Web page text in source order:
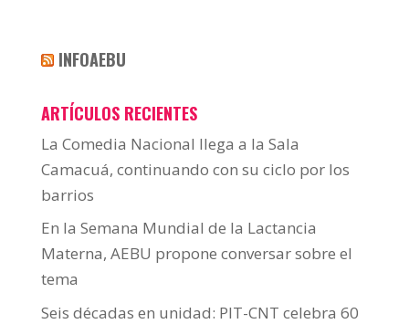
INFOAEBU
ARTÍCULOS RECIENTES
La Comedia Nacional llega a la Sala
Camacuá, continuando con su ciclo por los
barrios
En la Semana Mundial de la Lactancia
Materna, AEBU propone conversar sobre el
tema
Seis décadas en unidad: PIT-CNT celebra 60